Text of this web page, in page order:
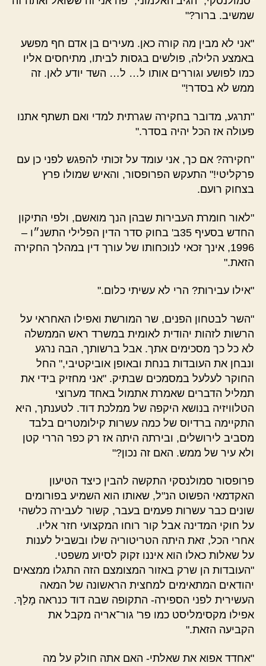
שמשיב. ברור?"
"אני לא מבין מה קורה כאן. מעירים בן אדם חף מפשע
באמצע הלילה, פולשים בגסות לביתו, מתיחסים אליו
כמו לפושע וגוררים אותו ל… ל… השד יודע לאן. זה
ממש לא בסדר!"
"תרגע, מדובר בחקירה שגרתית למדי ואם תשתף אתנו
פעולה אז הכל יהיה בסדר."
"חקירה? אם כך, אני עומד על זכותי להפגש לפני כן עם
פרקליטי!" התעקש הפרופסור, והאיש שמולו פרץ
בצחוק רועם.
"לאור חומרת העבירות שבהן הנך מואשם, ולפי התיקון
החדש בסעיף 35ב' בחוק סדר הדין הפלילי התשנ״ו –
1996, אינך זכאי לנוכחותו של עורך דין במהלך החקירה
הזאת."
"אילו עבירות? הרי לא עשיתי כלום."
"השר לבטחון הפנים, שר המורשת ואפילו האחראי על
הרשות לזהות יהודית לאומית במשרד ראש הממשלה
לא כל כך מסכימים אתך. אבל ברשותך, הבה נרגע
ונבחן את העובדות בנחת ובאופן אוביקטיבי," החל
החוקר לעלעל במסמכים שבתיק. "אני מחזיק בידי את
תמליל הדברים שאמרת אתמול באחד מערוצי
הטלוויזיה בנושא היקפה של ממלכת דוד. לטענתך, היא
התקיימה ברדיוס של כמה עשרות קילומטרים בלבד
מסביב לירושלים, ובירתה היתה אז רק כפר הררי קטן
ולא עיר של ממש. האם זה נכון?"
פרופסור סמולנסקי התקשה להבין כיצד הטיעון
האקדמאי הפשוט הנ"ל, שאותו הוא השמיע בפורומים
שונים כבר עשרות פעמים בעבר, קשור לעבירה כלשהי
על חוקי המדינה אבל קור רוחו המקצועי חזר אליו.
אחרי הכל, זאת היתה הטריטוריה שלו ובשביל לענות
על שאלות כאלו הוא איננו זקוק לסיוע משפטי.
"העובדות הן שרק באזור המצומצם הזה התגלו ממצאים
יהודאים המתאימים למחצית הראשונה של המאה
העשירית לפני הספירה- התקופה שבה דוד כנראה מָלַךְ.
אפילו מקסימליסט כמו פר' גור־אריה מקבל את
הקביעה הזאת."
"אחדד אפוא את שאלתי- האם אתה חולק על מה